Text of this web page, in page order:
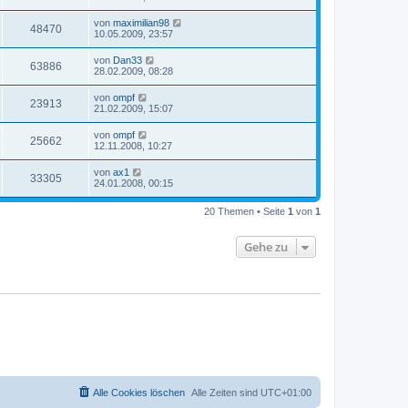
48470 von maximilian98
10.05.2009, 23:57
63886 von Dan33
28.02.2009, 08:28
23913 von ompf
21.02.2009, 15:07
25662 von ompf
12.11.2008, 10:27
33305 von ax1
24.01.2008, 00:15
20 Themen • Seite 1 von 1
Gehe zu
Alle Zeiten sind UTC+01:00
Alle Cookies löschen